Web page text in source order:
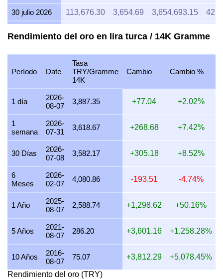
30 julio 2026 113,676.30 3,654.69 3,654,693.15
113,056.86
112,126.97
25 julio 2026 112,126.97 3,604.88 3,604,882.20
24 julio 2026 112,588.25 3,619.71
23 julio 2026
22 julio 2026 114,592.76 3,684.16 3,684,157.36
21 julio 2026 112,232.97 3,608.29
20 julio 2026
19 julio 2026 110,756.48 3,560.82 3,560,820.85
18 julio 2026 110,756.48 3,560.82
17 julio 2026
16 julio 2026 109,667.45 3,525.81 3,525,808.64
15 julio 2026 111,839.87
Rendimiento del oro en lira turca / 14K Gramme
Período Date
Tasa
TRY/Gramme
14K
Cambio Cambio %
1 día
2026-
08-07
3,887.35 +77.04 +2.02%
1
semana
2026-
07-31
3,618.67 +268.68 +7.42%
30 Días
2026-
07-08
3,582.17 +305.18 +8.52%
6
Meses
2026-
02-07
4,080.86 -193.51 -4.74%
1 Año
2025-
08-07
2,588.74 +1,298.62 +50.16%
5 Años
2021-
08-07
286.20 +3,601.16 +1,258.28%
10 Años
2016-
08-07
75.07 +3,812.29 +5,078.45%
Rendimiento del oro (TRY)